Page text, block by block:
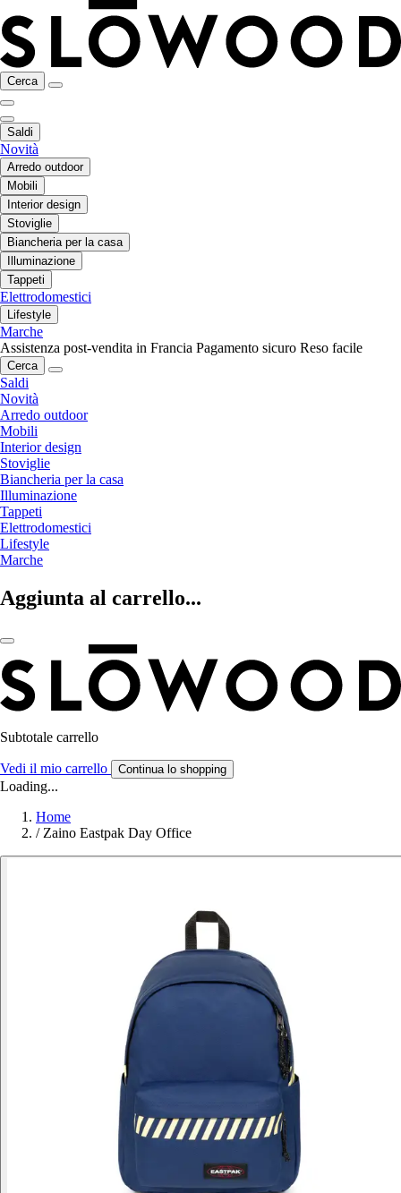
Cerca
Saldi
Novità
Arredo outdoor
Mobili
Interior design
Stoviglie
Biancheria per la casa
Illuminazione
Tappeti
Elettrodomestici
Lifestyle
Marche
Assistenza post-vendita in Francia Pagamento sicuro Reso facile
Cerca
Saldi
Novità
Arredo outdoor
Mobili
Interior design
Stoviglie
Biancheria per la casa
Illuminazione
Tappeti
Elettrodomestici
Lifestyle
Marche
Aggiunta al carrello...
Subtotale carrello
Vedi il mio carrello Continua lo shopping
Loading...
Home
/ Zaino Eastpak Day Office